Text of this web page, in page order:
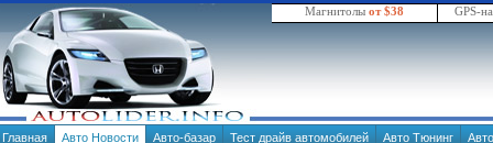
Магнитолы от $38 GPS-
Главная Авто Новости Авто-базар Тест драйв автомобилей Авто Тюнинг